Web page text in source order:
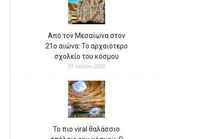
Από τον Μεσαίωνα στον
21ο αιώνα: Το αρχαιότερο
σχολείο του κόσμου
31 Ιουλίου 2026
Το πιο viral θαλάσσιο